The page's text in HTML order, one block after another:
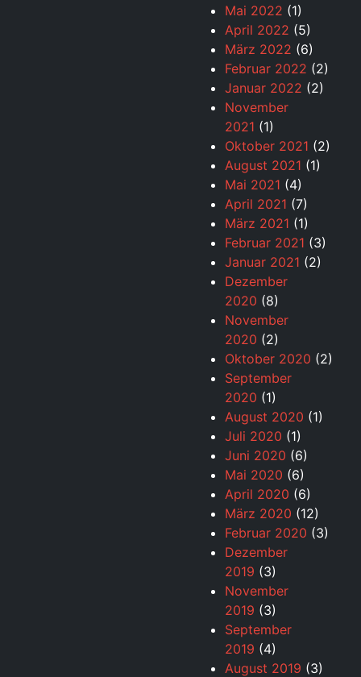
Mai 2022 (1)
April 2022 (5)
März 2022 (6)
Februar 2022 (2)
Januar 2022 (2)
November
2021 (1)
Oktober 2021 (2)
August 2021 (1)
Mai 2021 (4)
April 2021 (7)
März 2021 (1)
Februar 2021 (3)
Januar 2021 (2)
Dezember
2020 (8)
November
2020 (2)
Oktober 2020 (2)
September
2020 (1)
August 2020 (1)
Juli 2020 (1)
Juni 2020 (6)
Mai 2020 (6)
April 2020 (6)
März 2020 (12)
Februar 2020 (3)
Dezember
2019 (3)
November
2019 (3)
September
2019 (4)
August 2019 (3)